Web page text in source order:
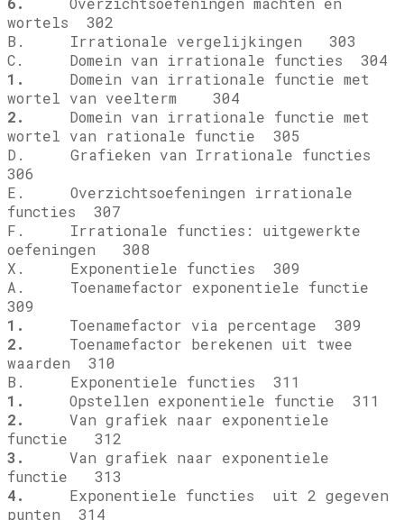
wortels 302
B. Irrationale vergelijkingen 303
C. Domein van irrationale functies 304
1.
Domein van irrationale functie met
wortel van veelterm 304
2.
Domein van irrationale functie met
wortel van rationale functie 305
D. Grafieken van Irrationale functies
306
E. Overzichtsoefeningen irrationale
functies 307
F. Irrationale functies: uitgewerkte
oefeningen 308
X. Exponentiele functies 309
A. Toenamefactor exponentiele functie
309
1.
Toenamefactor via percentage 309
2.
Toenamefactor berekenen uit twee
waarden 310
B. Exponentiele functies 311
1.
Opstellen exponentiele functie 311
2.
Van grafiek naar exponentiele
functie
312
3.
Van grafiek naar exponentiele
functie
313
4.
Exponentiele functies
uit 2 gegeven
punten 314